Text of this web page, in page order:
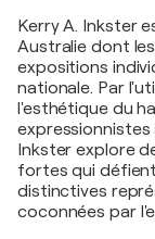
Kerry A. Inkster
Australie dont
expositions
nationale. Par
l'esthétique du
Inkster explore
fortes qui
distinctives
coconnées par